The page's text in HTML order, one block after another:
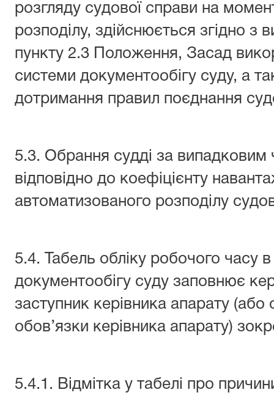
розгляду судової справи на
розподілу, здійснюється згідно з
пункту 2.3 Положення, Засад
системи документообігу суду, а
дотримання правил поєднання
5.3. Обрання судді за випадковим
відповідно до коефіцієнту
автоматизованого розподілу
5.4. Табель обліку робочого часу
документообігу суду заповнює
заступник керівника апарату
обов’язки керівника апарату)
5.4.1. Відмітка у табелі про